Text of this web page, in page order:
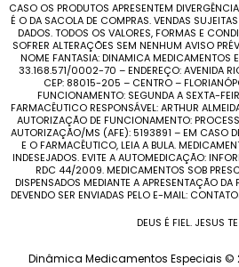
CASO OS PRODUTOS APRESENTEM
É O DA SACOLA DE COMPRAS. VENDAS
DADOS. TODOS OS VALORES, FORMAS E
SOFRER ALTERAÇÕES SEM NENHUM AVISO
NOME FANTASIA: DINAMICA MEDICAMENTOS
33.168.571/0002-70 – ENDEREÇO: AVENIDA
CEP: 88015-205 – CENTRO –
FUNCIONAMENTO: SEGUNDA A SEXTA-
FARMACÊUTICO RESPONSÁVEL: ARTHUR
AUTORIZAÇÃO DE FUNCIONAMENTO:
AUTORIZAÇÃO/MS (AFE): 5193891 – EM CASO
E O FARMACÊUTICO, LEIA A BULA.
INDESEJADOS. EVITE A AUTOMEDICAÇÃO:
RDC 44/2009. MEDICAMENTOS SOB
DISPENSADOS MEDIANTE A APRESENTAÇÃO
DEVENDO SER ENVIADAS PELO E-MAIL:
DEUS É FIEL. JESUS
Dinâmica Medicamentos Especiais ©